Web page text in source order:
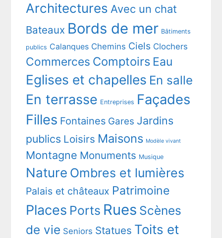
Architectures Avec un chat
Bateaux Bords de mer Bâtiments
publics Calanques Chemins Ciels Clochers
Commerces Comptoirs Eau
Eglises et chapelles En salle
En terrasse Entreprises Façades
Filles Fontaines Gares Jardins
publics Loisirs Maisons Modèle vivant
Montagne Monuments Musique
Nature Ombres et lumières
Palais et châteaux Patrimoine
Places Ports Rues Scènes
de vie Seniors Statues Toits et